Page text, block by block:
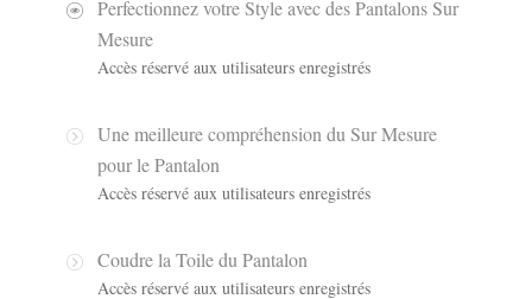
Perfectionnez votre Style avec des Pantalons Sur
Mesure
Accès réservé aux utilisateurs enregistrés
Une meilleure compréhension du Sur Mesure
pour le Pantalon
Accès réservé aux utilisateurs enregistrés
Coudre la Toile du Pantalon
Accès réservé aux utilisateurs enregistrés